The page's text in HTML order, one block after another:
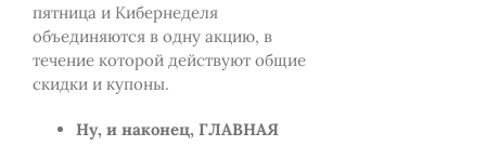
пятница и Кибернеделя
объединяются в одну акцию, в
течение которой действуют общие
скидки и купоны.
Ну, и наконец, ГЛАВНАЯ